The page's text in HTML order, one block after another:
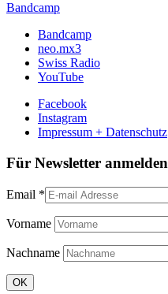
Bandcamp
Bandcamp
neo.mx3
Swiss Radio
YouTube
Facebook
Instagram
Impressum + Datenschutz
Für Newsletter anmelden
Email *
Vorname
Nachname